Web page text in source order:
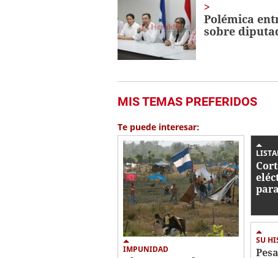
Polémica
sobre
MIS TEMAS PREFERIDOS
Te puede interesar:
IMPUNIDAD
SU